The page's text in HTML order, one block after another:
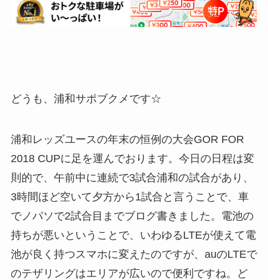
どうも、浦和サポブクメです☆
浦和レッズユースの年末の恒例の大会GOR FOR
2018 CUPに足を運んでおります。今日の日程は変
則的で、午前中に連続で3試合浦和の試合があり、
3時間ほど空いて夕方から1試合と言うことで、車
でノパソで2試合目までブログ書きました。電池の
持ちが悪いということで、いわゆるLTEが使えて電
池が良く持つスマホに変えたのですが、auのLTEで
のテザリングはエリアが広いので便利ですね。ど